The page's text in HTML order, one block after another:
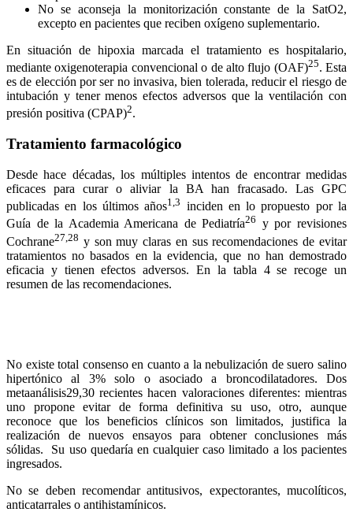
No se aconseja la monitorización constante de la SatO2,
excepto en pacientes que reciben oxígeno suplementario.
En situación de hipoxia marcada el tratamiento es hospitalario,
mediante oxigenoterapia convencional o de alto flujo (OAF)25. Esta
es de elección por ser no invasiva, bien tolerada, reducir el riesgo de
intubación y tener menos efectos adversos que la ventilación con
presión positiva (CPAP)2.
Tratamiento farmacológico
Desde hace décadas, los múltiples intentos de encontrar medidas
eficaces para curar o aliviar la BA han fracasado. Las GPC
publicadas en los últimos años1,3 inciden en lo propuesto por la
Guía de la Academia Americana de Pediatría26 y por revisiones
Cochrane27,28 y son muy claras en sus recomendaciones de evitar
tratamientos no basados en la evidencia, que no han demostrado
eficacia y tienen efectos adversos. En la tabla 4 se recoge un
resumen de las recomendaciones.
No existe total consenso en cuanto a la nebulización de suero salino
hipertónico al 3% solo o asociado a broncodilatadores. Dos
metaanálisis29,30 recientes hacen valoraciones diferentes: mientras
uno propone evitar de forma definitiva su uso, otro, aunque
reconoce que los beneficios clínicos son limitados, justifica la
realización de nuevos ensayos para obtener conclusiones más
sólidas. Su uso quedaría en cualquier caso limitado a los pacientes
ingresados.
No se deben recomendar antitusivos, expectorantes, mucolíticos,
anticatarrales o antihistamínicos.